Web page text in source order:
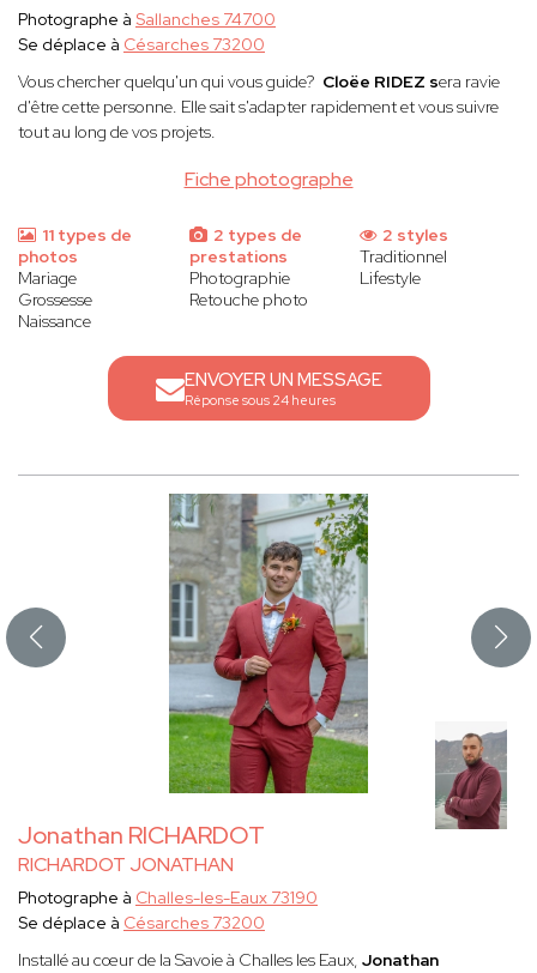
Fiche photographe
Photographe à Sallanches 74700
Se déplace à Césarches 73200
Vous chercher quelqu'un qui vous guide? Cloëe RIDEZ sera ravie
d'être cette personne. Elle sait s'adapter rapidement et vous suivre
tout au long de vos projets.
11 types de
photos
Mariage
Grossesse
Naissance
2 types de
prestations
Photographie
Retouche photo
2 styles
Traditionnel
Lifestyle
ENVOYER UN MESSAGE
Réponse sous 24 heures
Jonathan RICHARDOT
RICHARDOT JONATHAN
Photographe à Challes-les-Eaux 73190
Se déplace à Césarches 73200
Installé au cœur de la Savoie à Challes les Eaux, Jonathan